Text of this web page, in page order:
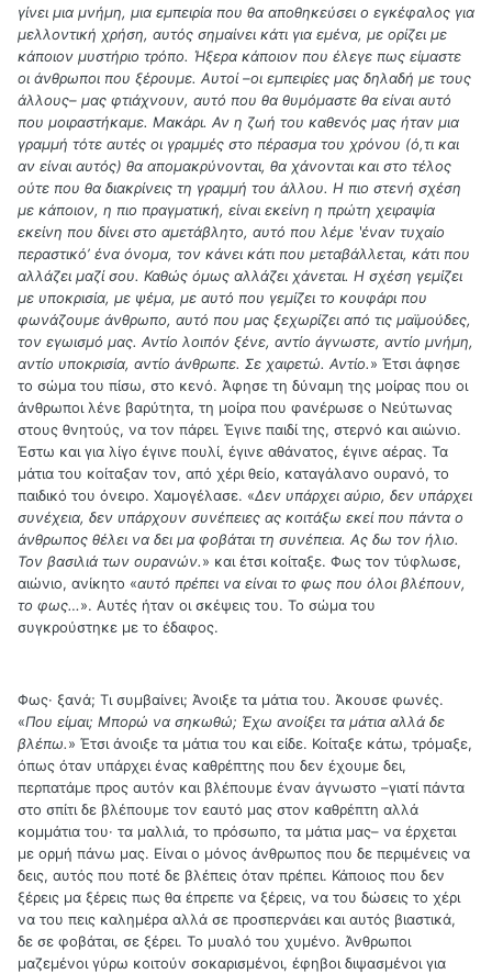
γίνει μια μνήμη, μια εμπειρία που θα αποθηκεύσει ο εγκέφαλος για
μελλοντική χρήση, αυτός σημαίνει κάτι για εμένα, με ορίζει με
κάποιον μυστήριο τρόπο. Ήξερα κάποιον που έλεγε πως είμαστε
οι άνθρωποι που ξέρουμε. Αυτοί –οι εμπειρίες μας δηλαδή με τους
άλλους– μας φτιάχνουν, αυτό που θα θυμόμαστε θα είναι αυτό
που μοιραστήκαμε. Μακάρι. Αν η ζωή του καθενός μας ήταν μια
γραμμή τότε αυτές οι γραμμές στο πέρασμα του χρόνου (ό,τι και
αν είναι αυτός) θα απομακρύνονται, θα χάνονται και στο τέλος
ούτε που θα διακρίνεις τη γραμμή του άλλου. Η πιο στενή σχέση
με κάποιον, η πιο πραγματική, είναι εκείνη η πρώτη χειραψία
εκείνη που δίνει στο αμετάβλητο, αυτό που λέμε ʽέναν τυχαίο
περαστικόʼ ένα όνομα, τον κάνει κάτι που μεταβάλλεται, κάτι που
αλλάζει μαζί σου. Καθώς όμως αλλάζει χάνεται. Η σχέση γεμίζει
με υποκρισία, με ψέμα, με αυτό που γεμίζει το κουφάρι που
φωνάζουμε άνθρωπο, αυτό που μας ξεχωρίζει από τις μαϊμούδες,
τον εγωισμό μας. Αντίο λοιπόν ξένε, αντίο άγνωστε, αντίο μνήμη,
αντίο υποκρισία, αντίο άνθρωπε. Σε χαιρετώ. Αντίο.» Έτσι άφησε
το σώμα του πίσω, στο κενό. Άφησε τη δύναμη της μοίρας που οι
άνθρωποι λένε βαρύτητα, τη μοίρα που φανέρωσε ο Νεύτωνας
στους θνητούς, να τον πάρει. Έγινε παιδί της, στερνό και αιώνιο.
Έστω και για λίγο έγινε πουλί, έγινε αθάνατος, έγινε αέρας. Τα
μάτια του κοίταξαν τον, από χέρι θείο, καταγάλανο ουρανό, το
παιδικό του όνειρο. Χαμογέλασε. «Δεν υπάρχει αύριο, δεν υπάρχει
συνέχεια, δεν υπάρχουν συνέπειες ας κοιτάξω εκεί που πάντα ο
άνθρωπος θέλει να δει μα φοβάται τη συνέπεια. Ας δω τον ήλιο.
Τον βασιλιά των ουρανών.» και έτσι κοίταξε. Φως τον τύφλωσε,
αιώνιο, ανίκητο «αυτό πρέπει να είναι το φως που όλοι βλέπουν,
το φως…». Αυτές ήταν οι σκέψεις του. Το σώμα του
συγκρούστηκε με το έδαφος.
Φως· ξανά; Τι συμβαίνει; Άνοιξε τα μάτια του. Άκουσε φωνές.
«Που είμαι; Μπορώ να σηκωθώ; Έχω ανοίξει τα μάτια αλλά δε
βλέπω.» Έτσι άνοιξε τα μάτια του και είδε. Κοίταξε κάτω, τρόμαξε,
όπως όταν υπάρχει ένας καθρέπτης που δεν έχουμε δει,
περπατάμε προς αυτόν και βλέπουμε έναν άγνωστο –γιατί πάντα
στο σπίτι δε βλέπουμε τον εαυτό μας στον καθρέπτη αλλά
κομμάτια του· τα μαλλιά, το πρόσωπο, τα μάτια μας– να έρχεται
με ορμή πάνω μας. Είναι ο μόνος άνθρωπος που δε περιμένεις να
δεις, αυτός που ποτέ δε βλέπεις όταν πρέπει. Κάποιος που δεν
ξέρεις μα ξέρεις πως θα έπρεπε να ξέρεις, να του δώσεις το χέρι
να του πεις καλημέρα αλλά σε προσπερνάει και αυτός βιαστικά,
δε σε φοβάται, σε ξέρει. Το μυαλό του χυμένο. Άνθρωποι
μαζεμένοι γύρω κοιτούν σοκαρισμένοι, έφηβοι διψασμένοι για